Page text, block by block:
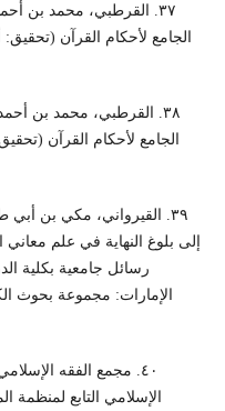
رسائل جامعية بكلية
الإمارات: مجموعة بحوث